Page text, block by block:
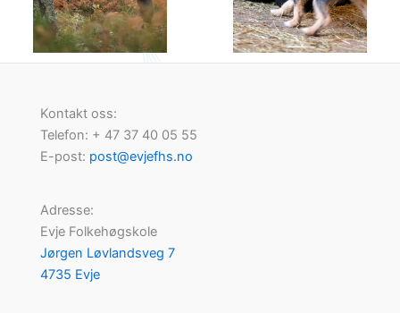
Kontakt oss:
Telefon: + 47 37 40 05 55
E-post: post@evjefhs.no
Adresse:
Evje Folkehøgskole
Jørgen Løvlandsveg 7
4735 Evje